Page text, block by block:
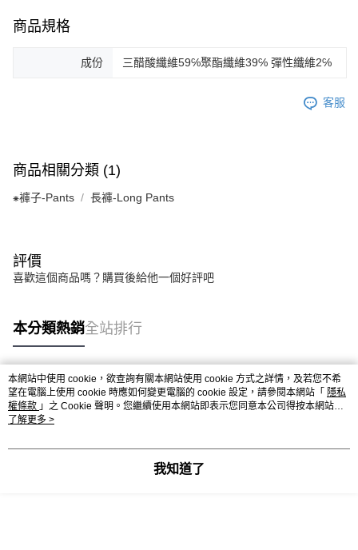
商品規格
成份 三醋酸纖維59℅聚酯纖維39℅ 彈性纖維2℅
客服
商品相關分類 (1)
⁕褲子-Pants 長褲-Long Pants
評價
喜歡這個商品嗎？購買後給他一個好評吧
本分類熱銷全站排行
熱門標籤
本網站中使用 cookie，欲查詢有關本網站使用 cookie 方式之詳情，及若您不希
望在電腦上使用 cookie 時應如何變更電腦的 cookie 設定，請參閱本網站「 隱私
權條款 」之 Cookie 聲明。您繼續使用本網站即表示您同意本公司得按本網站使
用條款之 Cookie 聲明使用 cookie。
了解更多 >
我知道了